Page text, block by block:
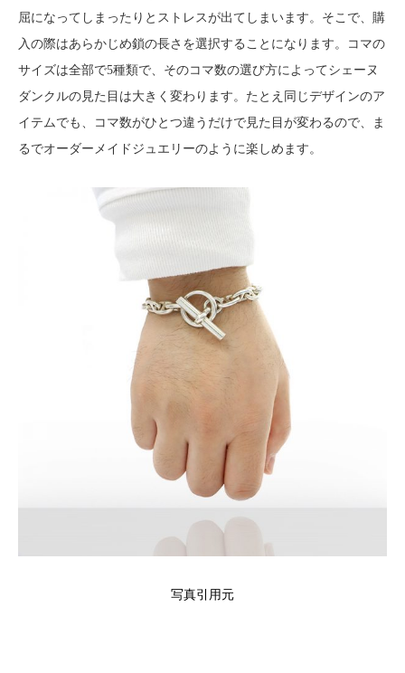
屈になってしまったりとストレスが出てしまいます。そこで、購
入の際はあらかじめ鎖の長さを選択することになります。コマの
サイズは全部で5種類で、そのコマ数の選び方によってシェーヌ
ダンクルの見た目は大きく変わります。たとえ同じデザインのア
イテムでも、コマ数がひとつ違うだけで見た目が変わるので、ま
るでオーダーメイドジュエリーのように楽しめます。
写真引用元